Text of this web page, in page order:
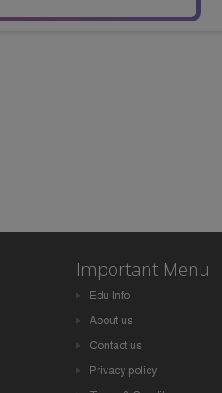
Important Menu
Edu Info
About us
Contact us
Privacy policy